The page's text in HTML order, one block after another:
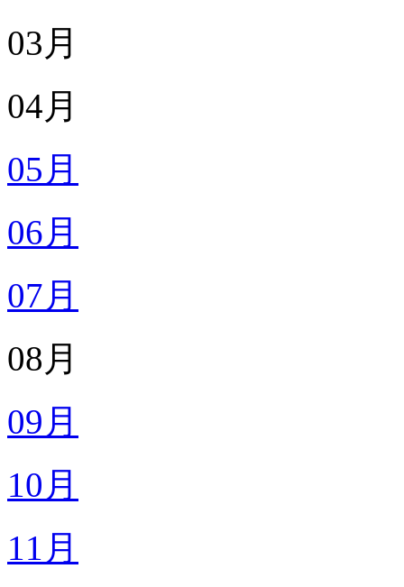
03月
04月
05月
06月
07月
08月
09月
10月
11月